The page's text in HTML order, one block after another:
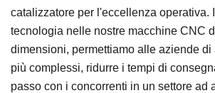
catalizzatore per l'eccellenza operativa.
tecnologia nelle nostre macchine CNC
dimensioni, permettiamo alle aziende di
più complessi, ridurre i tempi di
passo con i concorrenti in un settore ad